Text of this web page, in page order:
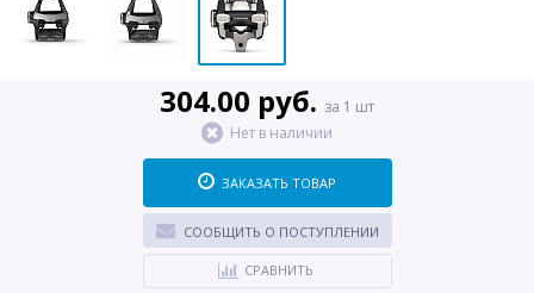
304.00 руб. за 1 шт
Нет в наличии
ЗАКАЗАТЬ ТОВАР
СООБЩИТЬ О ПОСТУПЛЕНИИ
СРАВНИТЬ